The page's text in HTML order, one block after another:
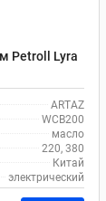
Petroll Lyra
ARTAZ
WCB200
масло
220, 380
Китай
электрический